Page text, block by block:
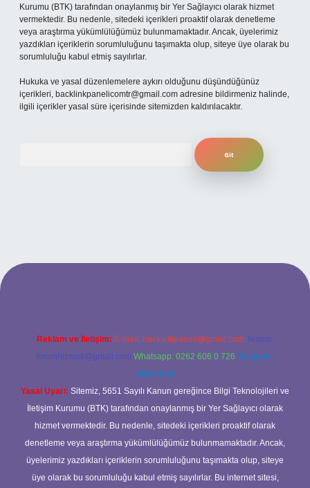
Kurumu (BTK) tarafından onaylanmış bir Yer Sağlayıcı olarak hizmet
vermektedir. Bu nedenle, sitedeki içerikleri proaktif olarak denetleme
veya araştırma yükümlülüğümüz bulunmamaktadır. Ancak, üyelerimiz
yazdıkları içeriklerin sorumluluğunu taşımakta olup, siteye üye olarak bu
sorumluluğu kabul etmiş sayılırlar.
Hukuka ve yasal düzenlemelere aykırı olduğunu düşündüğünüz
içerikleri, backlinkpanelicomtr@gmail.com adresine bildirmeniz halinde,
ilgili içerikler yasal süre içerisinde sitemizden kaldırılacaktır.
bahis sitesi
Reklam ve İletişim: E-mail: backlinkpaneli@gmail.com Teams:
forumhizmeti@gmail.com Whatsapp: 0262 606 0 726 Telegram:
@karabul
Yasal Uyarı: Sitemiz, 5651 Sayılı Kanun gereğince Bilgi Teknolojileri ve
İletişim Kurumu (BTK) tarafından onaylanmış bir Yer Sağlayıcı olarak
hizmet vermektedir. Bu nedenle, sitedeki içerikleri proaktif olarak
denetleme veya araştırma yükümlülüğümüz bulunmamaktadır. Ancak,
üyelerimiz yazdıkları içeriklerin sorumluluğunu taşımakta olup, siteye
üye olarak bu sorumluluğu kabul etmiş sayılırlar. Bu internet sitesi,